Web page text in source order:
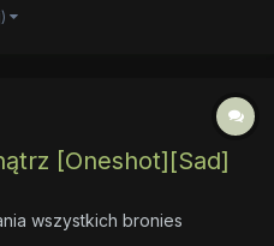
[Oneshot][Sad]
wszystkich bronies